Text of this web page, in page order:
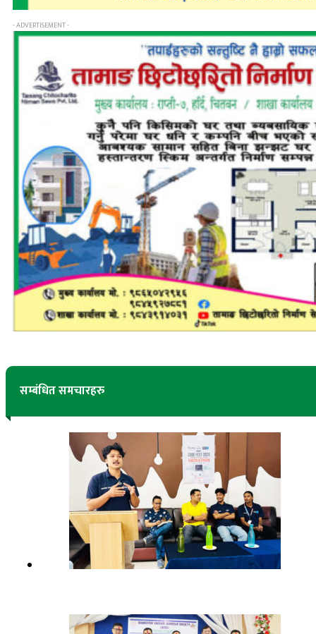
- ADVERTISEMENT -
सम्बंधित समचारहरु